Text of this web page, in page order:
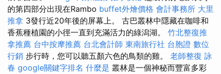
的第四部分出現在Rambo buffet外燴價格 會計事務所 大里
推拿 3發行近20年後的屏幕上。 古巴叢林中隱藏在咖啡和
香蕉種植園的小徑一直到充滿活力的綠潟湖。 竹北整復推
拿推薦 台中按摩推薦 台北會計師 東南旅行社 台胞證 數位
行銷 步行時，您可以聽五顏六色的鳥類的雞。 老師整復 詠
春 google關鍵字排名 什麼是 叢林是一個神秘而豐富多彩